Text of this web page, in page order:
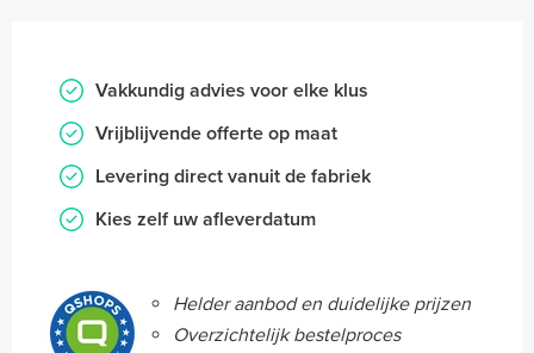
Vakkundig advies voor elke klus
Vrijblijvende offerte op maat
Levering direct vanuit de fabriek
Kies zelf uw afleverdatum
Helder aanbod en duidelijke prijzen
Overzichtelijk bestelproces